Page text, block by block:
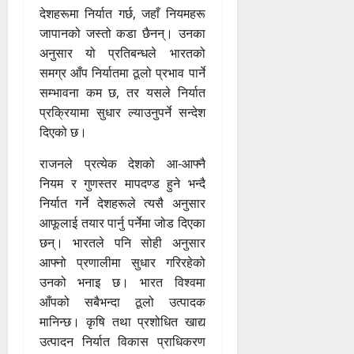
देशहरूमा निर्यात गर्छ, जहाँ नियमहरू
जापानको जस्तो कडा छैनन्। उनका
अनुसार यो प्रतिबन्धले भारतको
समग्र आँप निर्यातमा ठूलो प्रभाव पार्ने
सम्भावना कम छ, तर यसले निर्यात
प्रक्रियामा सुधार ल्याउनुपर्ने सन्देश
दिएको छ।
राजनले प्रत्येक देशको आ-आफ्नै
नियम र गुणस्तर मापदण्ड हुने भन्दै
निर्यात गर्ने देशहरूले त्यसै अनुसार
आफूलाई तयार पार्नु पर्नेमा जोड दिएका
छन्। भारतले पनि सोही अनुसार
आफ्नो प्रणालीमा सुधार गरिरहेको
उनको भनाइ छ। भारत विश्वमा
आँपको सबैभन्दा ठूलो उत्पादक
मानिन्छ। कृषि तथा प्रशोधित खाद्य
उत्पादन निर्यात विकास प्राधिकरण